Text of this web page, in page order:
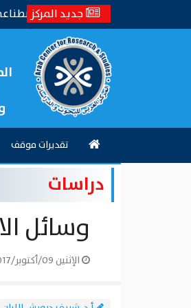
جديد المركز
باستخدام الذكاء الاصطناعي
تقديرات موقف
دراسات
وسائل
الإثنين 09/أكتوبر/2017 - 01:44 م